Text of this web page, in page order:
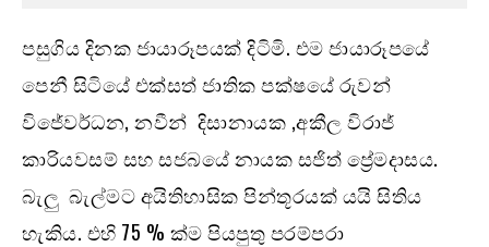
පසුගිය දිනක ජායාරූපයක් දිටිමි. එම ජායාරූපයේ
පෙනී සිටියේ එක්සත් ජාතික පක්ෂයේ රුවන්
විජේවර්ධන, නවීන් දිසානායක ,අකීල විරාජ්
කාරියවසම් සහ සජබයේ නායක සජිත් ප්‍රේමදාසය.
බැලු බැල්මට අයිතිහාසික පින්තූරයක් යයි සිතිය
හැකිය. එහි 75 % ක්ම පියපුතු පරම්පරා